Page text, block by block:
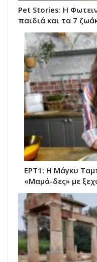
Pet Stories: Η
παιδιά και τα 7
ΕΡΤ1: Η Μάγκυ
«Μαμά-δες» με